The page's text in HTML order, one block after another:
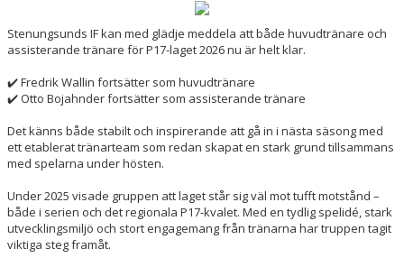
DOKUMENT
Stenungsunds IF kan med glädje meddela att både huvudtränare och
assisterande tränare för P17-laget 2026 nu är helt klar.
✔️ Fredrik Wallin fortsätter som huvudtränare
✔️ Otto Bojahnder fortsätter som assisterande tränare
Det känns både stabilt och inspirerande att gå in i nästa säsong med
ett etablerat tränarteam som redan skapat en stark grund tillsammans
med spelarna under hösten.
Under 2025 visade gruppen att laget står sig väl mot tufft motstånd –
både i serien och det regionala P17-kvalet. Med en tydlig spelidé, stark
utvecklingsmiljö och stort engagemang från tränarna har truppen tagit
viktiga steg framåt.